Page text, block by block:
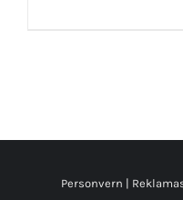
Personvern |